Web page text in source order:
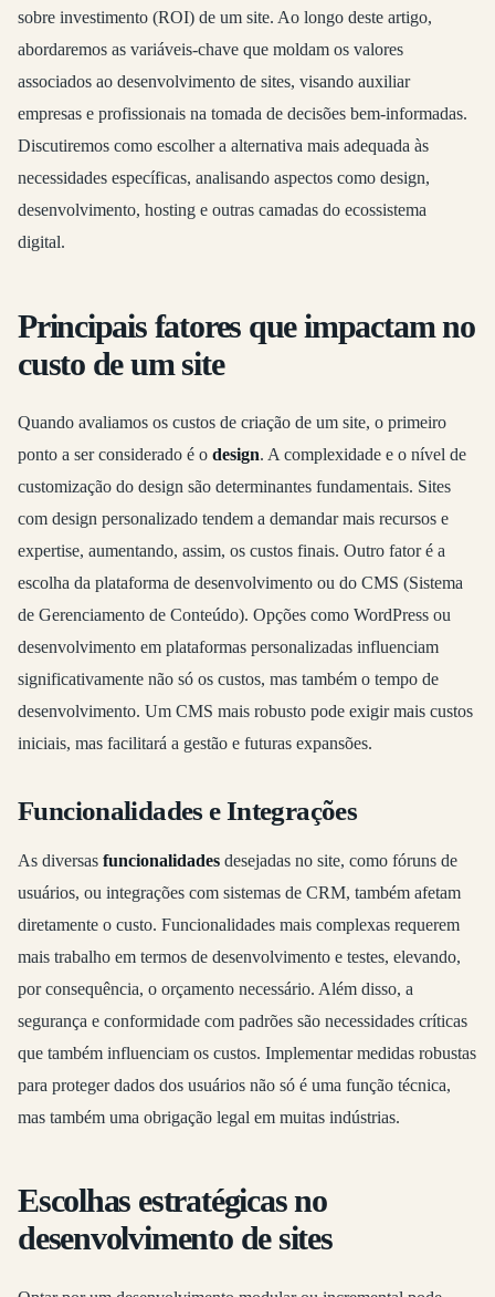
sobre investimento (ROI) de um site. Ao longo deste artigo,
abordaremos as variáveis-chave que moldam os valores
associados ao desenvolvimento de sites, visando auxiliar
empresas e profissionais na tomada de decisões bem-informadas.
Discutiremos como escolher a alternativa mais adequada às
necessidades específicas, analisando aspectos como design,
desenvolvimento, hosting e outras camadas do ecossistema
digital.
Principais fatores que impactam no
custo de um site
Quando avaliamos os custos de criação de um site, o primeiro
ponto a ser considerado é o design. A complexidade e o nível de
customização do design são determinantes fundamentais. Sites
com design personalizado tendem a demandar mais recursos e
expertise, aumentando, assim, os custos finais. Outro fator é a
escolha da plataforma de desenvolvimento ou do CMS (Sistema
de Gerenciamento de Conteúdo). Opções como WordPress ou
desenvolvimento em plataformas personalizadas influenciam
significativamente não só os custos, mas também o tempo de
desenvolvimento. Um CMS mais robusto pode exigir mais custos
iniciais, mas facilitará a gestão e futuras expansões.
Funcionalidades e Integrações
As diversas funcionalidades desejadas no site, como fóruns de
usuários, ou integrações com sistemas de CRM, também afetam
diretamente o custo. Funcionalidades mais complexas requerem
mais trabalho em termos de desenvolvimento e testes, elevando,
por consequência, o orçamento necessário. Além disso, a
segurança e conformidade com padrões são necessidades críticas
que também influenciam os custos. Implementar medidas robustas
para proteger dados dos usuários não só é uma função técnica,
mas também uma obrigação legal em muitas indústrias.
Escolhas estratégicas no
desenvolvimento de sites